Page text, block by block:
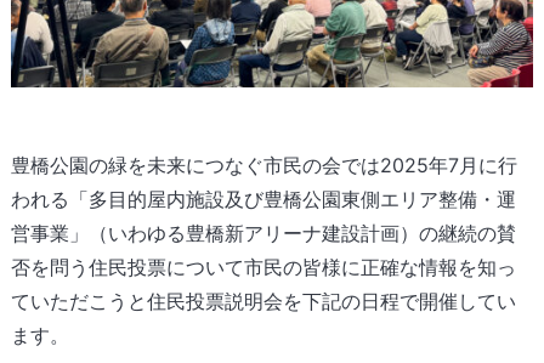
豊橋公園の緑を未来につなぐ市民の会では2025年7月に行
われる「多目的屋内施設及び豊橋公園東側エリア整備・運
営事業」（いわゆる豊橋新アリーナ建設計画）の継続の賛
否を問う住民投票について市民の皆様に正確な情報を知っ
ていただこうと住民投票説明会を下記の日程で開催してい
ます。